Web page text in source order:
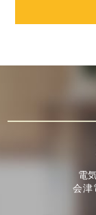
電
会津